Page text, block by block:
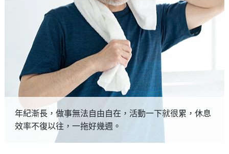
年紀漸長，做事無法自由自在，活動一下就很累，休息
效率不復以往，一拖好幾週。